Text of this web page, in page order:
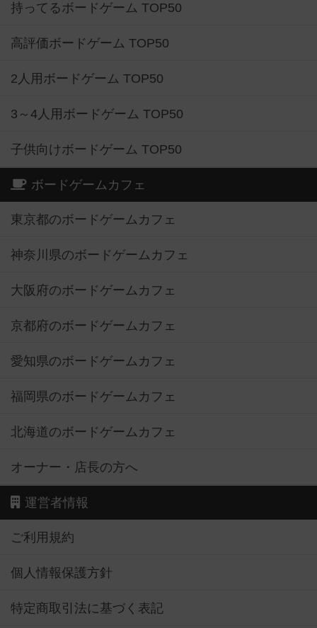
持ってるボードゲーム TOP50
高評価ボードゲーム TOP50
2人用ボードゲーム TOP50
3～4人用ボードゲーム TOP50
子供向けボードゲーム TOP50
ボードゲームカフェ
東京都のボードゲームカフェ
神奈川県のボードゲームカフェ
大阪府のボードゲームカフェ
京都府のボードゲームカフェ
愛知県のボードゲームカフェ
福岡県のボードゲームカフェ
北海道のボードゲームカフェ
オーナー・店長の方へ
運営者情報
ご利用規約
個人情報保護方針
特定商取引法に基づく表記